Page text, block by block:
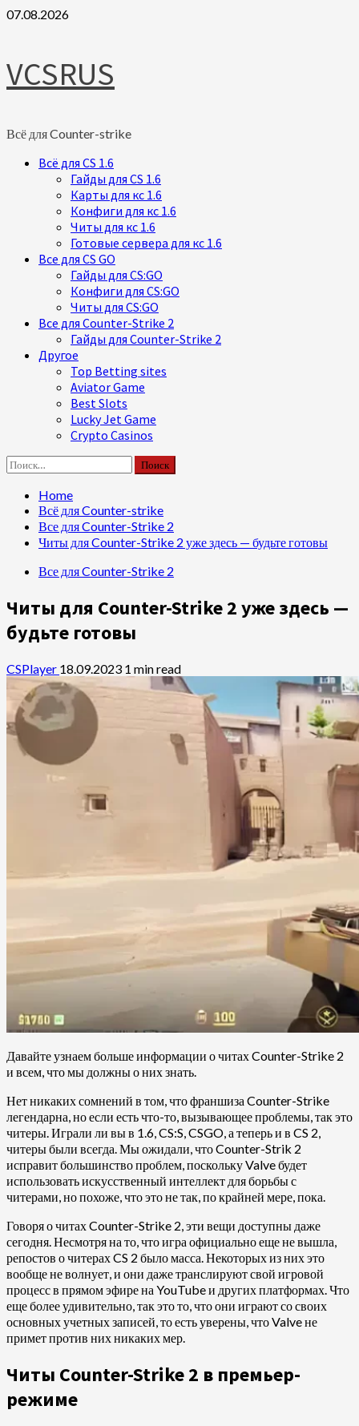
Skip
07.08.2026
VCSRUS
Всё для Counter-strike
PrimaryВсё для CS 1.6
Гайды для CS 1.6
Карты для кс 1.6
Конфиги для кс 1.6
Читы для кс 1.6
Готовые сервера для кс 1.6
Все для CS GO
Гайды для CS:GO
Конфиги для CS:GO
Читы для CS:GO
Все для Counter-Strike 2
Гайды для Counter-Strike 2
Другое
Top Betting sites
Aviator Game
Best Slots
Lucky Jet Game
Crypto Casinos
Найти:
Home
Всё для Counter-strike
Все для Counter-Strike 2
Читы для Counter-Strike 2 уже здесь — будьте готовы
Все для Counter-Strike 2
Читы для Counter-Strike 2 уже здесь —
будьте готовы
CSPlayer 18.09.2023 1 min read
Давайте узнаем больше информации о читах Counter-Strike 2
и всем, что мы должны о них знать.
Нет никаких сомнений в том, что франшиза Counter-Strike
легендарна, но если есть что-то, вызывающее проблемы, так это
читеры. Играли ли вы в 1.6, CS:S, CSGO, а теперь и в CS 2,
читеры были всегда. Мы ожидали, что Counter-Strik 2
исправит большинство проблем, поскольку Valve будет
использовать искусственный интеллект для борьбы с
читерами, но похоже, что это не так, по крайней мере, пока.
Говоря о читах Counter-Strike 2, эти вещи доступны даже
сегодня. Несмотря на то, что игра официально еще не вышла,
репостов о читерах CS 2 было масса. Некоторых из них это
вообще не волнует, и они даже транслируют свой игровой
процесс в прямом эфире на YouTube и других платформах. Что
еще более удивительно, так это то, что они играют со своих
основных учетных записей, то есть уверены, что Valve не
примет против них никаких мер.
Читы Counter-Strike 2 в премьер-
режиме